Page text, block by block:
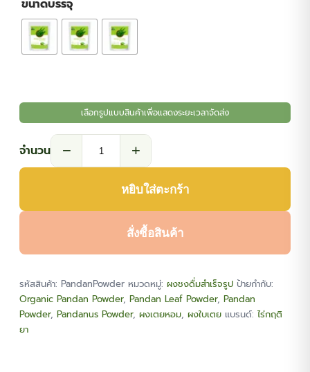
ขนาดบรรจุ
เลือกรูปแบบสินค้าเพื่อแสดงระยะเวลาจัดส่ง
จำนวน
ผง
หอม
Powder)
จำนวน − +
หยิบใส่ตะกร้า
สั่งซื้อสินค้า
รหัสสินค้า: PandanPowder หมวดหมู่: ผงชงดื่มสำเร็จรูป ป้ายกำกับ:
Organic Pandan Powder, Pandan Leaf Powder, Pandan
Powder, Pandanus Powder, ผงเตยหอม, ผงใบเตย แบรนด์: ไร่กฤติ
ยา